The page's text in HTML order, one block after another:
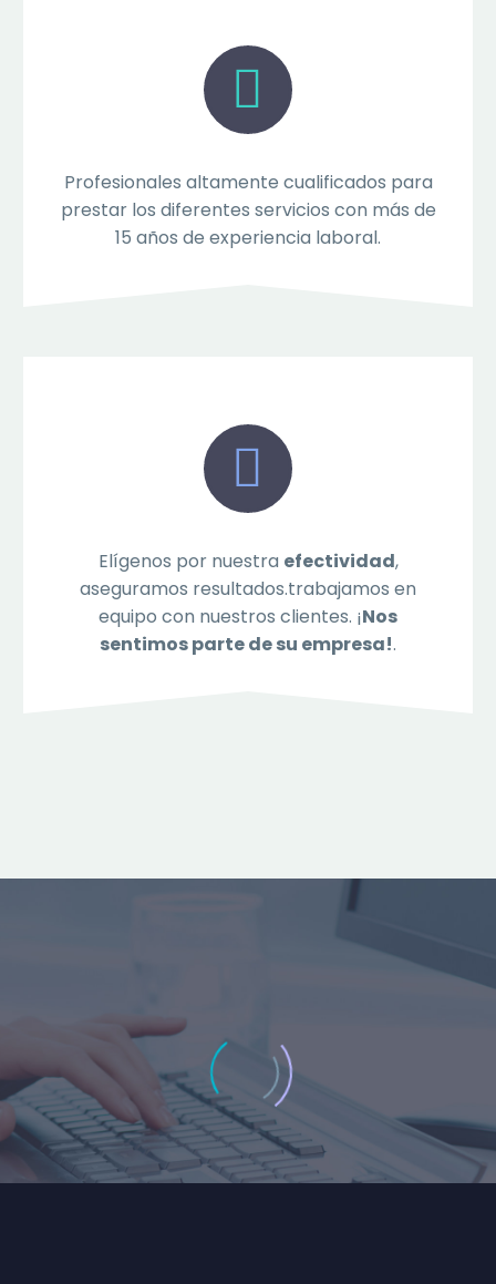


Profesionales altamente cualificados para
prestar los diferentes servicios con más de
15 años de experiencia laboral.


Elígenos por nuestra efectividad,
aseguramos resultados.trabajamos en
equipo con nuestros clientes. ¡Nos
sentimos parte de su empresa!.